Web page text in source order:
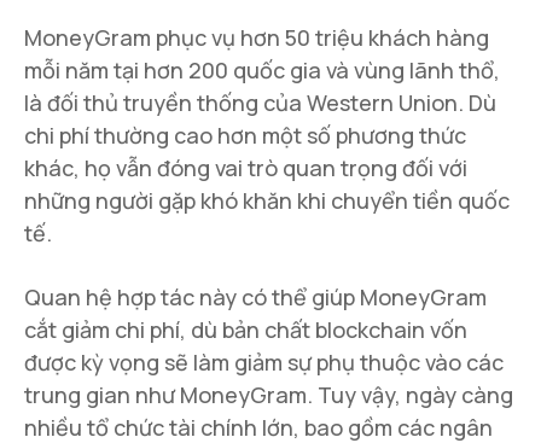
MoneyGram phục vụ hơn 50 triệu khách hàng
mỗi năm tại hơn 200 quốc gia và vùng lãnh thổ,
là đối thủ truyền thống của Western Union. Dù
chi phí thường cao hơn một số phương thức
khác, họ vẫn đóng vai trò quan trọng đối với
những người gặp khó khăn khi chuyển tiền quốc
tế.
Quan hệ hợp tác này có thể giúp MoneyGram
cắt giảm chi phí, dù bản chất blockchain vốn
được kỳ vọng sẽ làm giảm sự phụ thuộc vào các
trung gian như MoneyGram. Tuy vậy, ngày càng
nhiều tổ chức tài chính lớn, bao gồm các ngân